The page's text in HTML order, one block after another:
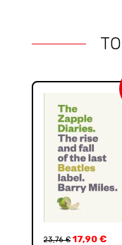
23,76€ 17,90 €